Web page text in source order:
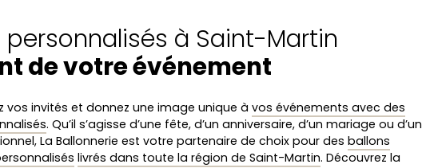
personnalisés à Saint-Martin
de votre événement
vos invités et donnez une image unique à vos événements avec des
. Qu’il s’agisse d’une fête, d’un anniversaire, d’un mariage ou d’un
La Ballonnerie est votre partenaire de choix pour des ballons
livrés dans toute la région de Saint-Martin. Découvrez la